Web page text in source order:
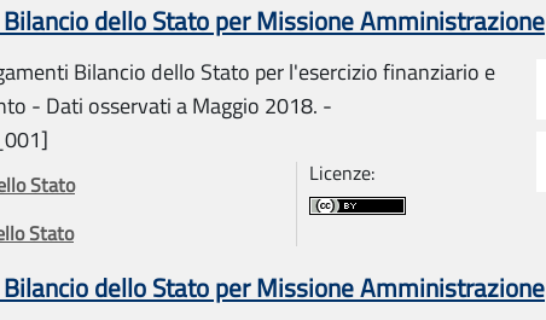
dello Stato per Missione Amministrazione
Bilancio dello Stato per l'esercizio finanziario e
- Dati osservati a Maggio 2018. -
Stato
Stato
Licenze:
dello Stato per Missione Amministrazione